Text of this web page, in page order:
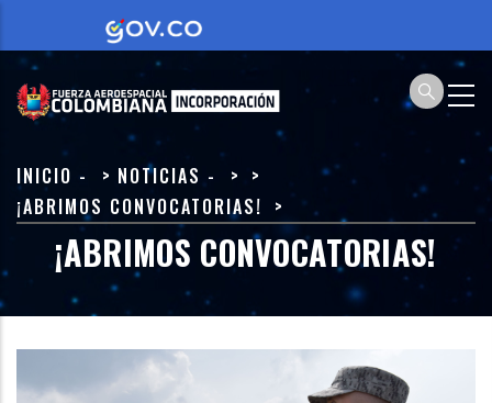
al
contenido
principal
SOBRESCRIBIR
ENLACES
AYUDA
A
LA
NAVEGACIÓN
INICIO - NOTICIAS -
¡ABRIMOS CONVOCATORIAS!
¡ABRIMOS CONVOCATORIAS!